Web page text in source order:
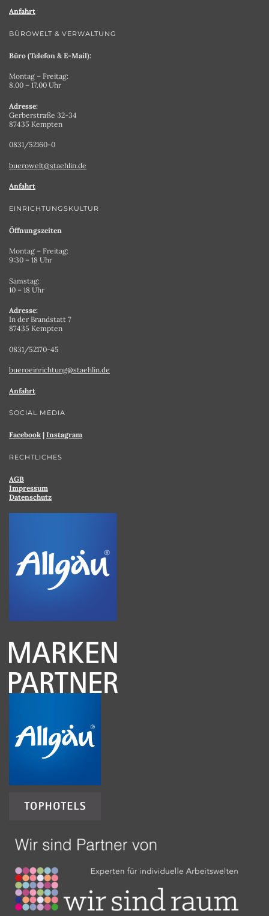
Anfahrt
BÜROWELT & VERWALTUNG
Büro (Telefon & E-Mail):
Montag – Freitag:
8.00 – 17.00 Uhr
Adresse:
Gerberstraße 32-34
87435 Kempten
0831/52160-0
buerowelt@staehlin.de
Anfahrt
EINRICHTUNGSKULTUR
Öffnungszeiten
Montag – Freitag:
9:30 – 18 Uhr
Samstag:
10 – 18 Uhr
Adresse:
In der Brandstatt 7
87435 Kempten
0831/52170-45
bueroeinrichtung@staehlin.de
Anfahrt
SOCIAL MEDIA
Facebook | Instagram
RECHTLICHES
AGB
Impressum
Datenschutz